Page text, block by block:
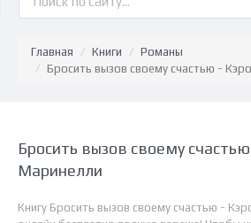
Главная Книги
Романы
Бросить вызов своему счастью -
Бросить вызов своему
Маринелли
Книгу Бросить вызов своему счастью -